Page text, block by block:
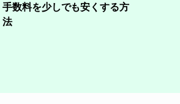
手数料を少しでも安くする方
法